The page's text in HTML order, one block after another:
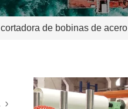
cortadora de bobinas de acero